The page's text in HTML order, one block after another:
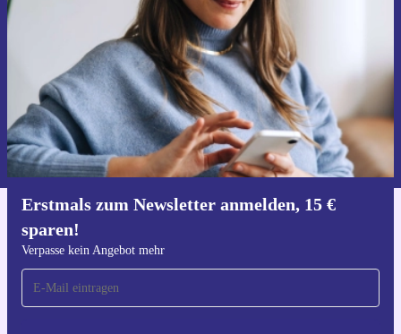
Erstmals zum Newsletter anmelden, 15 €
sparen!
Verpasse kein Angebot mehr
Verpasse kein Angebot mehr.
Gutschein anfordern
Informationen über die Verwendung personenbezogener Daten findest
du in unsererDatenschutzerklärung.
Für iOS und Android